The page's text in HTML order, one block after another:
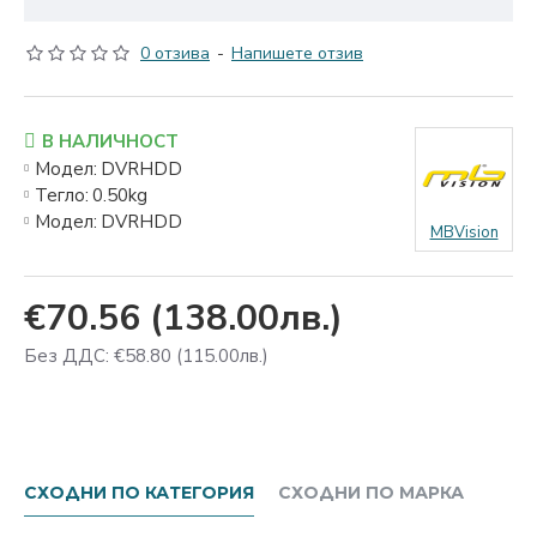
0 отзива - Напишете отзив
€70.56 (138.00лв.)
Без ДДС: €58.80 (115.00лв.)
В НАЛИЧНОСТ
Модел: DVRHDD
Тегло: 0.50kg
Модел: DVRHDD MBVision
СХОДНИ ПО КАТЕГОРИЯ СХОДНИ ПО МАРКА